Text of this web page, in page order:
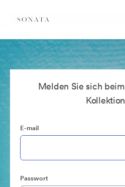
Melden Sie sich
E-mail
Passwort